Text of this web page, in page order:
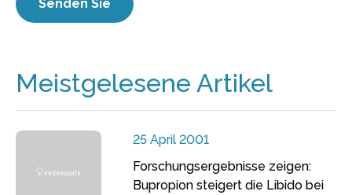
Meistgelesene Artikel
25 April 2001
Forschungsergebnisse zeigen:
Bupropion steigert die Libido bei